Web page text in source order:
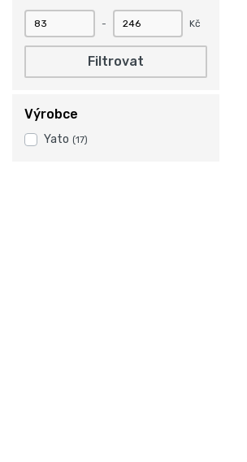
Startovací zdroje
- Kč
Filtrovat
Výrobce
Yato (17)